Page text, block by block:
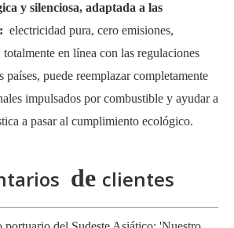
y silenciosa, adaptada a las
electricidad pura, cero emisiones,
en línea con las regulaciones
países, puede reemplazar completamente
impulsados ​​por combustible y ayudar a
a pasar al cumplimiento ecológico.
de clientes